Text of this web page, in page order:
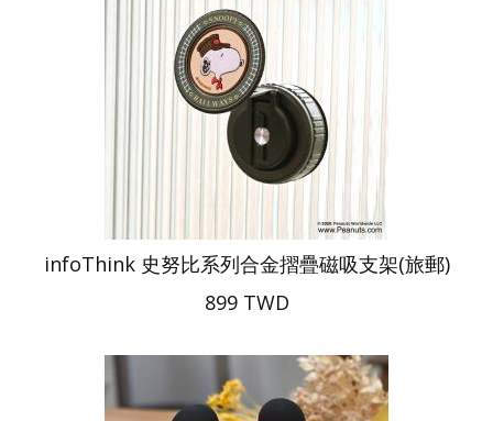
infoThink 史努比系列合金摺疊磁吸支架(旅郵)
899 TWD